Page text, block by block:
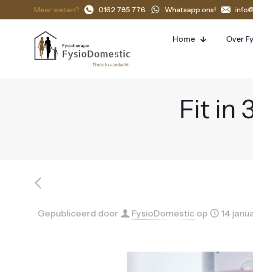
Meer weten? 0162 785 776 Whatsapp ons!
Home Over
Fit in
Gepubliceerd door FysioDomestic op 14